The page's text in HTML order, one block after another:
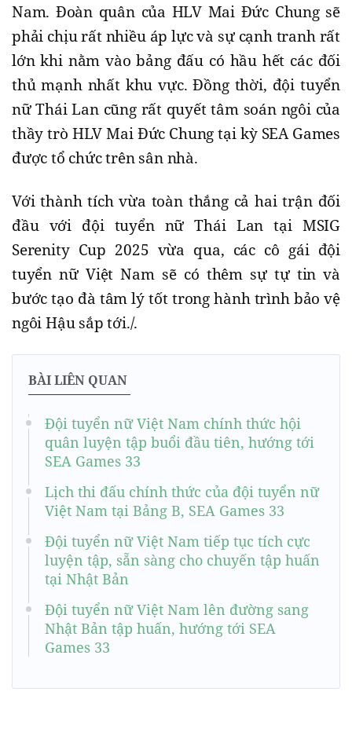
Nam. Đoàn quân của HLV Mai Đức Chung sẽ
phải chịu rất nhiều áp lực và sự cạnh tranh rất
lớn khi nằm vào bảng đấu có hầu hết các đối
thủ mạnh nhất khu vực. Đồng thời, đội tuyển
nữ Thái Lan cũng rất quyết tâm soán ngôi của
thầy trò HLV Mai Đức Chung tại kỳ SEA Games
được tổ chức trên sân nhà.
Với thành tích vừa toàn thắng cả hai trận đối
đầu với đội tuyển nữ Thái Lan tại MSIG
Serenity Cup 2025 vừa qua, các cô gái đội
tuyển nữ Việt Nam sẽ có thêm sự tự tin và
bước tạo đà tâm lý tốt trong hành trình bảo vệ
ngôi Hậu sắp tới./.
BÀI LIÊN QUAN
Đội tuyển nữ Việt Nam chính thức hội
quân luyện tập buổi đầu tiên, hướng tới
SEA Games 33
Lịch thi đấu chính thức của đội tuyển nữ
Việt Nam tại Bảng B, SEA Games 33
Đội tuyển nữ Việt Nam tiếp tục tích cực
luyện tập, sẵn sàng cho chuyến tập huấn
tại Nhật Bản
Đội tuyển nữ Việt Nam lên đường sang
Nhật Bản tập huấn, hướng tới SEA
Games 33